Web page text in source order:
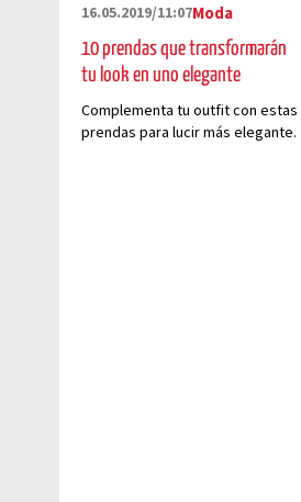
16.05.2019/11:07Moda
10 prendas que transformarán
tu look en uno elegante
Complementa tu outfit con estas
prendas para lucir más elegante.